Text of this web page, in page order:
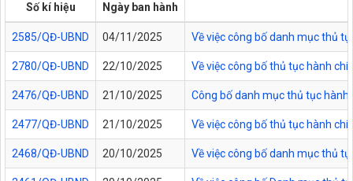
Số kí hiệu Ngày ban hành
2585/QĐ-UBND 04/11/2025 Về việc công bố danh mục thủ
2780/QĐ-UBND 22/10/2025 Về việc công bố thủ tục hành
2476/QĐ-UBND 21/10/2025 Công bố danh mục thủ tục
2477/QĐ-UBND 21/10/2025 Về việc công bố thủ tục hành
2468/QĐ-UBND 20/10/2025 Về việc công bố danh mục thủ